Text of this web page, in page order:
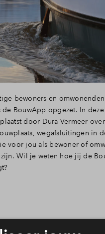
bewoners en
de BouwApp opgezet. In
door Dura Vermeer
wegafsluitingen in
voor jou als bewoner of
Wil je weten hoe jij de